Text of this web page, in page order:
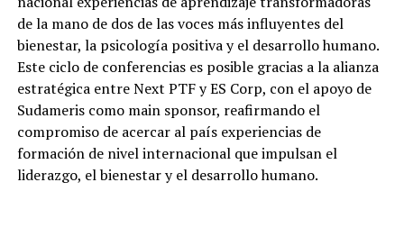
de la mano de dos de las voces más influyentes del
bienestar, la psicología positiva y el desarrollo humano.
Este ciclo de conferencias es posible gracias a la alianza
estratégica entre Next PTF y ES Corp, con el apoyo de
Sudameris como main sponsor, reafirmando el
compromiso de acercar al país experiencias de
formación de nivel internacional que impulsan el
liderazgo, el bienestar y el desarrollo humano.